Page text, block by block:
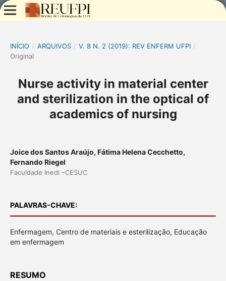
INÍCIO / ARQUIVOS / V. 8 N. 2 (2019): REV ENFERM UFPI /
Original
Nurse activity in material center
and sterilization in the optical of
academics of nursing
Joice dos Santos Araújo, Fátima Helena Cecchetto,
Fernando Riegel
Faculdade Inedi –CESUC
PALAVRAS-CHAVE:
Enfermagem, Centro de materiais e esterilização, Educação
em enfermagem
RESUMO